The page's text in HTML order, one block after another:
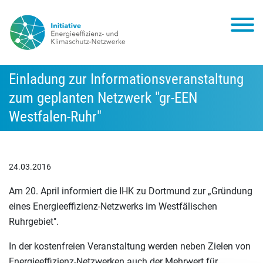
Einladung zur Informationsveranstaltung
zum geplanten Netzwerk "gr-EEN
Westfalen-Ruhr"
24.03.2016
Am 20. April informiert die IHK zu Dortmund zur „Gründung
eines Energieeffizienz-Netzwerks im Westfälischen
Ruhrgebiet".
In der kostenfreien Veranstaltung werden neben Zielen von